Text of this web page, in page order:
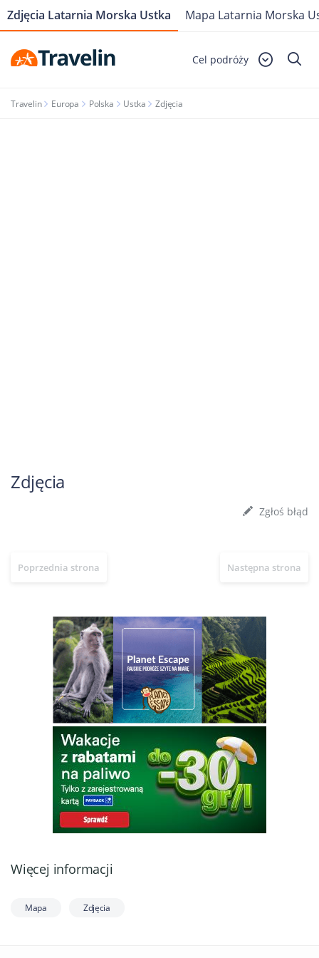
Cel podróży
Travelin Europa Polska Ustka Zdjęcia
Zdjęcia Latarnia Morska Ustka Mapa Latarnia Morska
Zdjęcia
Zgłoś błąd
Poprzednia strona Następna strona
Więcej informacji
Mapa Zdjęcia